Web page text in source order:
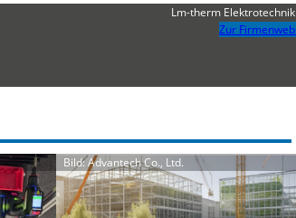
Lm-therm Elektrotechnik
Zur
Bild: Advantech Co., Ltd.